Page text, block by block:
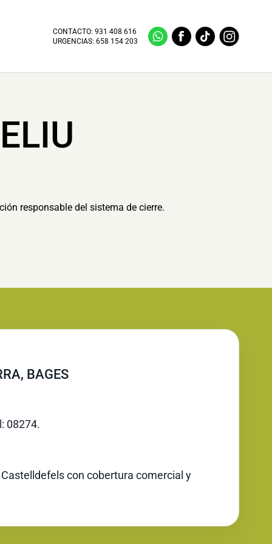
CONTACTO:931 408 616
URGENCIAS:658 154 203
responsable del sistema de cierre.
BAGES
08274.
con cobertura comercial y